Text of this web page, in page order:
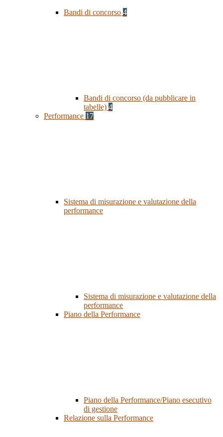
Bandi di concorso 4
Bandi di concorso (da pubblicare in
tabelle) 4
Performance 17
Sistema di misurazione e valutazione della
performance
Sistema di misurazione e valutazione della
performance
Piano della Performance
Piano della Performance/Piano esecutivo
di gestione
Relazione sulla Performance